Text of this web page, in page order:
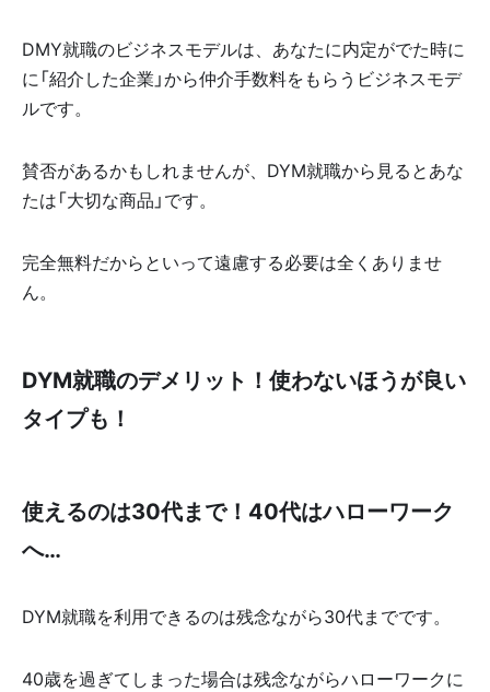
DMY就職のビジネスモデルは、あなたに内定がでた時に
に「紹介した企業」から仲介手数料をもらうビジネスモデ
ルです。
賛否があるかもしれませんが、DYM就職から見るとあな
たは「大切な商品」です。
完全無料だからといって遠慮する必要は全くありませ
ん。
DYM就職のデメリット！使わないほうが良い
タイプも！
使えるのは30代まで！40代はハローワーク
へ…
DYM就職を利用できるのは残念ながら30代までです。
40歳を過ぎてしまった場合は残念ながらハローワークに